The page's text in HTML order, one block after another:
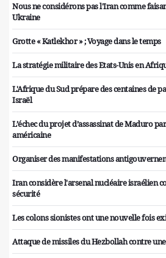
Nous ne considérons pas l'Iran comme
Ukraine
Grotte « Katlekhor » ; Voyage dans le temps
La stratégie militaire des Etats-Unis en
L'Afrique du Sud prépare des centaines de
Israël
L’échec du projet d’assassinat de Maduro
américaine
Organiser des manifestations
Iran considère l'arsenal nucléaire israélien
sécurité
Les colons sionistes ont une nouvelle fois
Attaque de missiles du Hezbollah contre